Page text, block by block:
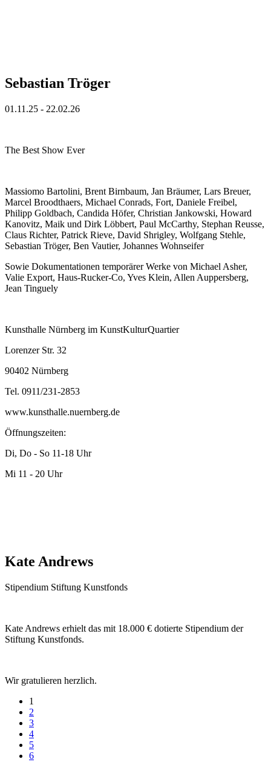
Sebastian Tröger
01.11.25 - 22.02.26
The Best Show Ever
Massiomo Bartolini, Brent Birnbaum, Jan Bräumer, Lars Breuer,
Marcel Broodthaers, Michael Conrads, Fort, Daniele Freibel,
Philipp Goldbach, Candida Höfer, Christian Jankowski, Howard
Kanovitz, Maik und Dirk Löbbert, Paul McCarthy, Stephan Reusse,
Claus Richter, Patrick Rieve, David Shrigley, Wolfgang Stehle,
Sebastian Tröger, Ben Vautier, Johannes Wohnseifer
Sowie Dokumentationen temporärer Werke von Michael Asher,
Valie Export, Haus-Rucker-Co, Yves Klein, Allen Auppersberg,
Jean Tinguely
Kunsthalle Nürnberg im KunstKulturQuartier
Lorenzer Str. 32
90402 Nürnberg
Tel. 0911/231-2853
www.kunsthalle.nuernberg.de
Öffnungszeiten:
Di, Do - So 11-18 Uhr
Mi 11 - 20 Uhr
Kate Andrews
Stipendium Stiftung Kunstfonds
Kate Andrews erhielt das mit 18.000 € dotierte Stipendium der
Stiftung Kunstfonds.
Wir gratulieren herzlich.
1
2
3
4
5
6